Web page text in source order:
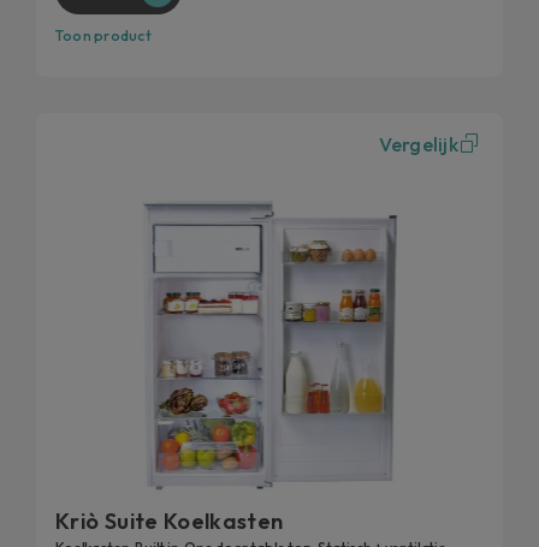
Toon product
Vergelijk
Kriò Suite Koelkasten